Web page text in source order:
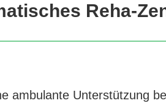
Reha-
ambulante Unterstützung